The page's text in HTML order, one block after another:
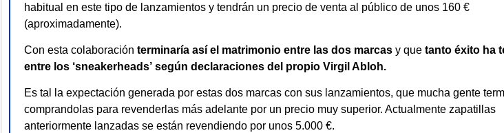
habitual en este tipo de lanzamientos y tendrán un precio de venta al público de unos 160 €
(aproximadamente).
Con esta colaboración terminaría así el matrimonio entre las dos marcas y que tanto éxito ha
entre los ‘sneakerheads’ según declaraciones del propio Virgil Abloh.
Es tal la expectación generada por estas dos marcas con sus lanzamientos, que mucha gente
comprandolas para revenderlas más adelante por un precio muy superior. Actualmente zapatillas
anteriormente lanzadas se están revendiendo por unos 5.000 €.